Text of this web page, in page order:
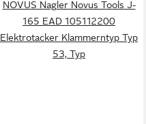
NOVUS Nagler Novus Tools J-
165 EAD 105112200
Elektrotacker Klammerntyp Typ
53, Typ